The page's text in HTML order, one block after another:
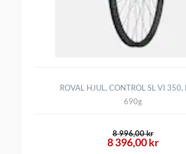
ROVAL HJUL, CONTROL SL VI 350,
690g
8 396,00 kr
8 996,00 kr